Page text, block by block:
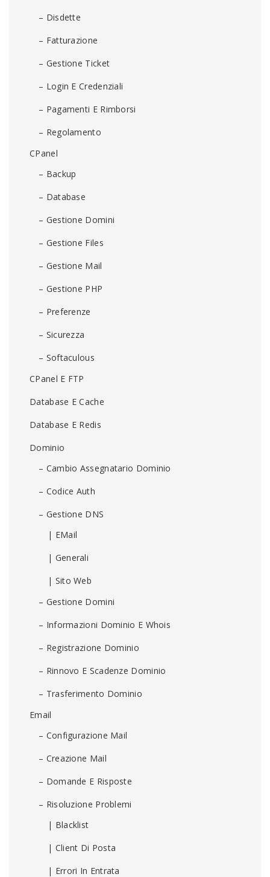
– Disdette
– Fatturazione
– Gestione Ticket
– Login E Credenziali
– Pagamenti E Rimborsi
– Regolamento
CPanel
– Backup
– Database
– Gestione Domini
– Gestione Files
– Gestione Mail
– Gestione PHP
– Preferenze
– Sicurezza
– Softaculous
CPanel E FTP
Database E Cache
Database E Redis
Dominio
– Cambio Assegnatario Dominio
– Codice Auth
– Gestione DNS
| EMail
| Generali
| Sito Web
– Gestione Domini
– Informazioni Dominio E Whois
– Registrazione Dominio
– Rinnovo E Scadenze Dominio
– Trasferimento Dominio
Email
– Configurazione Mail
– Creazione Mail
– Domande E Risposte
– Risoluzione Problemi
| Blacklist
| Client Di Posta
| Errori In Entrata